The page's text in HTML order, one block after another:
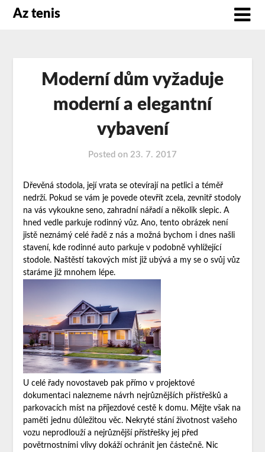
Az tenis
Moderní dům vyžaduje
moderní a elegantní
vybavení
Posted on 23. 7. 2017
Dřevěná stodola, její vrata se otevírají na petlici a téměř
nedrží. Pokud se vám je povede otevřít zcela, zevnitř stodoly
na vás vykoukne seno, zahradní nářadí a několik slepic. A
hned vedle parkuje rodinný vůz. Ano, tento obrázek není
jistě neznámý celé řadě z nás a možná bychom i dnes našli
stavení, kde rodinné auto parkuje v podobně vyhlížející
stodole. Naštěstí takových míst již ubývá a my se o svůj vůz
staráme již mnohem lépe.
U celé řady novostaveb pak přímo v projektové
dokumentaci nalezneme návrh nejrůznějších přístřešků a
parkovacích míst na příjezdové cestě k domu. Mějte však na
paměti jednu důležitou věc. Nekryté stání životnost vašeho
vozu neprodlouží a nejrůznější přístřešky jej před
povětrnostními vlivy dokáží ochránit jen částečně. Nic